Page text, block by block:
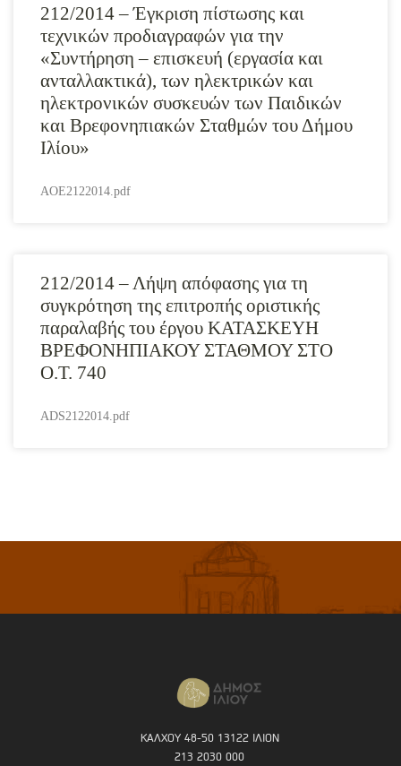
212/2014 – Έγκριση πίστωσης και
τεχνικών προδιαγραφών για την
«Συντήρηση – επισκευή (εργασία και
ανταλλακτικά), των ηλεκτρικών και
ηλεκτρονικών συσκευών των Παιδικών
και Βρεφονηπιακών Σταθμών του Δήμου
Ιλίου»
AOE2122014.pdf
212/2014 – Λήψη απόφασης για τη
συγκρότηση της επιτροπής οριστικής
παραλαβής του έργου ΚΑΤΑΣΚΕΥΗ
ΒΡΕΦΟΝΗΠΙΑΚΟΥ ΣΤΑΘΜΟΥ ΣΤΟ
Ο.Τ. 740
ADS2122014.pdf
ΚΑΛΧΟΥ 48-50 13122 ΙΛΙΟΝ
213 2030 000